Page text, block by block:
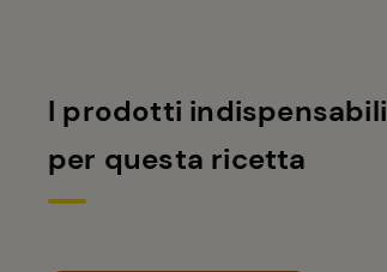
I prodotti indispensabili
per questa ricetta